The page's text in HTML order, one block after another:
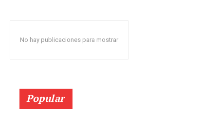
No hay publicaciones para mostrar
Popular